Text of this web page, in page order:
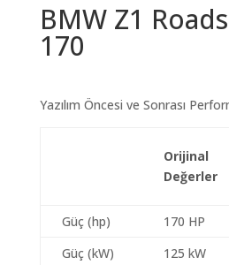
BMW Z1
170
Yazılım Öncesi ve Sonrası
Orijinal
Değerler
Güç (hp) 170 HP
Güç (kW)
125 kW